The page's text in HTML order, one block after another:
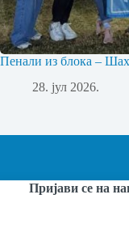
Пенали из блока –
28. јул 2026.
Пријави се на